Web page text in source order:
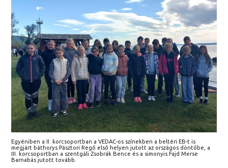
Egyéniben a II. korcsoportban a VEDAC-os színekben a beltéri EB-t is
megjárt báthorys Pásztori Regő első helyen jutott az országos döntőbe, a
III. korcsoportban a szentgáli Zsobrák Bence és a simonyis Fajd Merse
Barnabás jutott tovább.